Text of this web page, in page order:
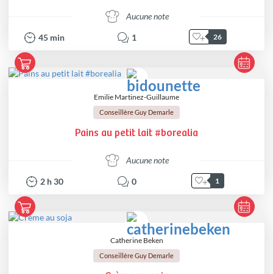
Aucune note
45 min 1 26
Emilie Martinez-Guillaume
Conseillère Guy Demarle
Pains au petit lait #borealia
Aucune note
2 h30 0 1
Catherine Beken
Conseillère Guy Demarle